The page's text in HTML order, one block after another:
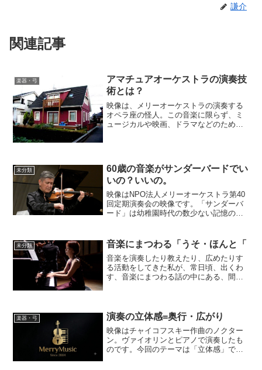
謙介
関連記事
楽器・弓
アマチュアオーケストラの演奏技
術とは？
映像は、メリーオーケストラの演奏する
オペラ座の怪人。この音楽に限らず、ミ
ュージカルや映画、ドラマなどのために
い、ストーリーも知らない...
未分類
60歳の音楽がサンダーバードでい
いの？いいの。
映像はNPO法人メリーオーケストラ第40
回定期演奏会の映像です。「サンダーバ
ード」は幼稚園時代の数少ない記憶の中
活動をされていたのでしょうけれど、凡
人代表のわたくしは。...
未分類 音楽にまつわる「うそ・ほんと「
音楽を演奏したり教えたり、広めたりす
る活動をしてきた私が、常日頃、出くわ
す、音楽にまつわる話の中にある、間違
すが、この活動や下の動...
楽器・弓 演奏の立体感=奥行・広がり
映像はチャイコフスキー作曲のノクター
ン。ヴァイオリンとピアノで演奏したも
のです。今回のテーマは「立体感」で